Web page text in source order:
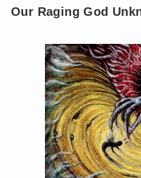
Our Raging God